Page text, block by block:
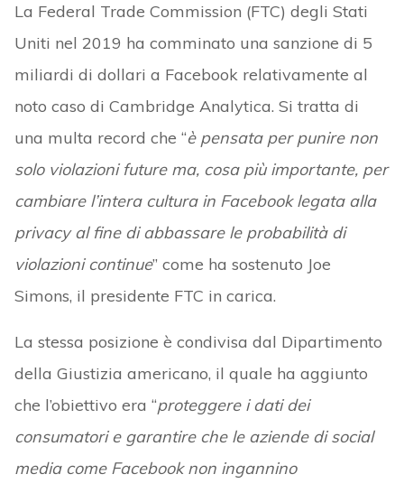
La Federal Trade Commission (FTC) degli Stati
Uniti nel 2019 ha comminato una sanzione di 5
miliardi di dollari a Facebook relativamente al
noto caso di Cambridge Analytica. Si tratta di
una multa record che “è pensata per punire non
solo violazioni future ma, cosa più importante, per
cambiare l’intera cultura in Facebook legata alla
privacy al fine di abbassare le probabilità di
violazioni continue” come ha sostenuto Joe
Simons, il presidente FTC in carica.
La stessa posizione è condivisa dal Dipartimento
della Giustizia americano, il quale ha aggiunto
che l’obiettivo era “proteggere i dati dei
consumatori e garantire che le aziende di social
media come Facebook non ingannino